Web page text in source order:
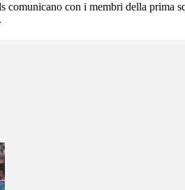
con i membri della prima